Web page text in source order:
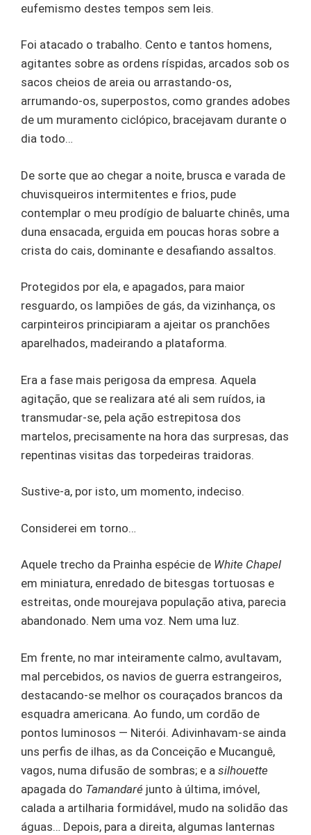
eufemismo destes tempos sem leis.
Foi atacado o trabalho. Cento e tantos homens,
agitantes sobre as ordens ríspidas, arcados sob os
sacos cheios de areia ou arrastando-os,
arrumando-os, superpostos, como grandes adobes
de um muramento ciclópico, bracejavam durante o
dia todo…
De sorte que ao chegar a noite, brusca e varada de
chuvisqueiros intermitentes e frios, pude
contemplar o meu prodígio de baluarte chinês, uma
duna ensacada, erguida em poucas horas sobre a
crista do cais, dominante e desafiando assaltos.
Protegidos por ela, e apagados, para maior
resguardo, os lampiões de gás, da vizinhança, os
carpinteiros principiaram a ajeitar os pranchões
aparelhados, madeirando a plataforma.
Era a fase mais perigosa da empresa. Aquela
agitação, que se realizara até ali sem ruídos, ia
transmudar-se, pela ação estrepitosa dos
martelos, precisamente na hora das surpresas, das
repentinas visitas das torpedeiras traidoras.
Sustive-a, por isto, um momento, indeciso.
Considerei em torno…
Aquele trecho da Prainha espécie de White Chapel
em miniatura, enredado de bitesgas tortuosas e
estreitas, onde mourejava população ativa, parecia
abandonado. Nem uma voz. Nem uma luz.
Em frente, no mar inteiramente calmo, avultavam,
mal percebidos, os navios de guerra estrangeiros,
destacando-se melhor os couraçados brancos da
esquadra americana. Ao fundo, um cordão de
pontos luminosos — Niterói. Adivinhavam-se ainda
uns perfis de ilhas, as da Conceição e Mucanguê,
vagos, numa difusão de sombras; e a silhouette
apagada do Tamandaré junto à última, imóvel,
calada a artilharia formidável, mudo na solidão das
águas… Depois, para a direita, algumas lanternas